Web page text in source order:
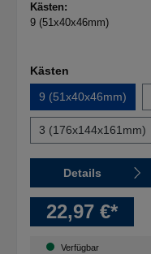
Kästen:
9 (51x40x46mm)
Kästen
9 (51x40x46mm)
3 (176x144x161mm)
Details
22,97 €*
Verfügbar